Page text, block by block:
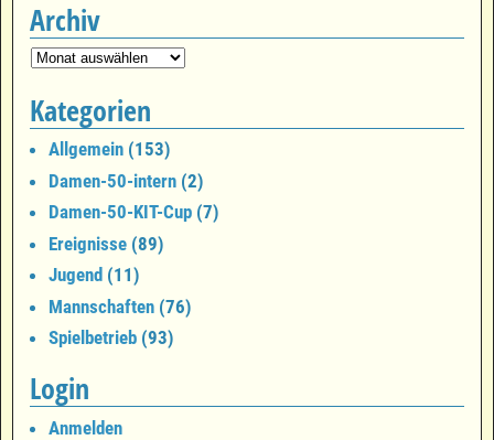
Archiv
Kategorien
Allgemein (153)
Damen-50-intern (2)
Damen-50-KIT-Cup (7)
Ereignisse (89)
Jugend (11)
Mannschaften (76)
Spielbetrieb (93)
Login
Anmelden